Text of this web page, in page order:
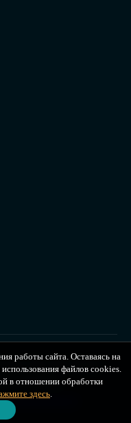
Лёд. Все права
Arctic Ice
работы сайта. Оставаясь на
файлов cookies.
в отношении обработки
здесь.